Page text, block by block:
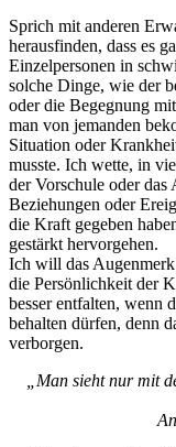
Sprich mit anderen
herausfinden, dass es
Einzelpersonen in
solche Dinge, wie der
oder die Begegnung
man von jemanden
Situation oder
musste. Ich wette, in
der Vorschule oder das
Beziehungen oder
die Kraft gegeben
gestärkt hervorgehen.
Ich will das
die Persönlichkeit der
besser entfalten, wenn
behalten dürfen, denn
verborgen.
„Man sieht nur mit